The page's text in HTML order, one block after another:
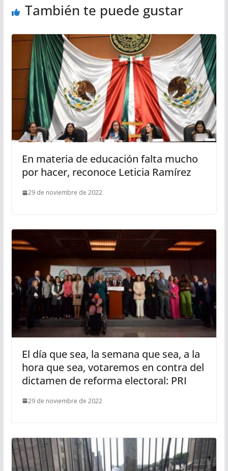
También te puede gustar
En materia de educación falta mucho
por hacer, reconoce Leticia Ramírez
29 de noviembre de 2022
El día que sea, la semana que sea, a la
hora que sea, votaremos en contra del
dictamen de reforma electoral: PRI
29 de noviembre de 2022